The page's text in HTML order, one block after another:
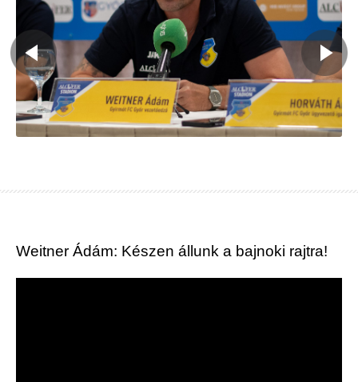
Weitner Ádám: Készen állunk a bajnoki rajtra!